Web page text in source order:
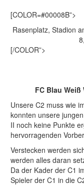
[COLOR=#00008B”>
Rasenplatz, Stadion
[/COLOR”>
FC Blau Weiß
Unsere C2 muss wie
konnten unsere
II noch keine Punkte
hervorragenden
Verstecken werden
werden alles daran
Da der Kader der C1
Spieler der C1 in die